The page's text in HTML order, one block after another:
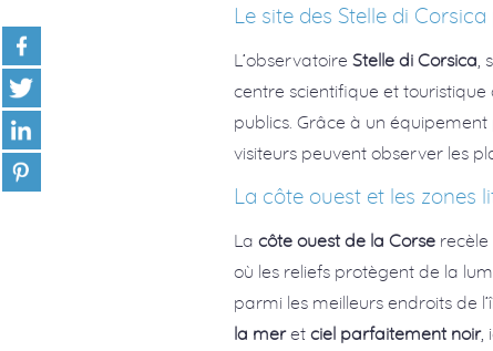
Le site des Stelle di
L’observatoireStelle di Corsica
centre scientifique et
publics. Grâce à un
visiteurs peuvent observer les
La côte ouest et les zones
Lacôte ouest de la Corse
où les reliefs protègent de la
parmi les meilleurs endroits de
la meretciel parfaitement noir,